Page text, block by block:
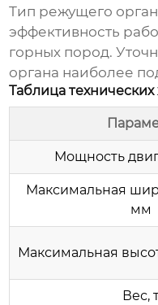
Тип режущего
эффективность
горных пород.
органа наиболее
Таблица
Мощность
Максимальная
мм
Максимальная
Вес,